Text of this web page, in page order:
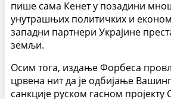
пише сама Кенет у позадини
унутрашњих политичких и
западни партнери Украјине
земљи.
Осим тога, издање Форбеса
црвена нит да је одбијање
санкције руском гасном пројекту